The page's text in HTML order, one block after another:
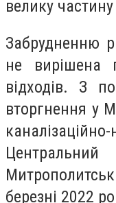
велику
Забрудненню
не вирішена
відходів. З
вторгнення у
березні 2022